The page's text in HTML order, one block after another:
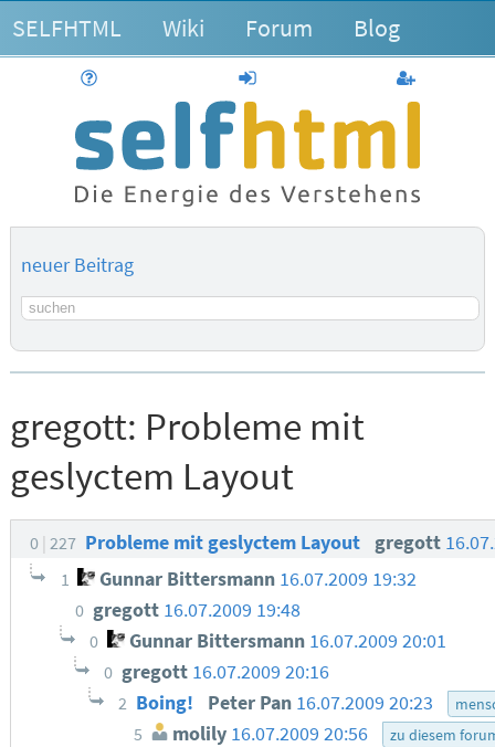
SELFHTML Wiki Forum Blog
anmelden
neuer Beitrag
Suchbegriff
gregott: Probleme mit
geslyctem Layout
0 227 Probleme mit geslyctem Layout gregott
1 Gunnar Bittersmann 16.07.2009 19:32
0 gregott 16.07.2009 19:48
0 Gunnar Bittersmann 16.07.2009 20:01
0 gregott 16.07.2009 20:16
2 Boing! Peter Pan 16.07.2009 20:23
5 molily 16.07.2009 20:56 zu diesem